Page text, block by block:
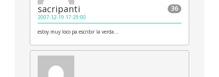
36
sacripanti
2007-12-19 17:29:00
estoy muy loco pa escribir la verda…